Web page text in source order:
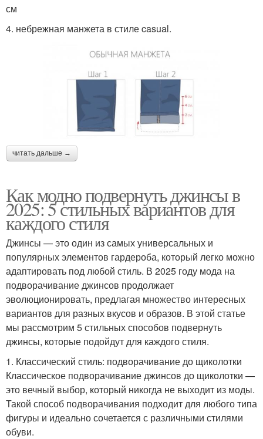
см
4. небрежная манжета в стиле casual.
читать дальше →
Как модно подвернуть джинсы в
2025: 5 стильных вариантов для
каждого стиля
Джинсы — это один из самых универсальных и
популярных элементов гардероба, который легко можно
адаптировать под любой стиль. В 2025 году мода на
подворачивание джинсов продолжает
эволюционировать, предлагая множество интересных
вариантов для разных вкусов и образов. В этой статье
мы рассмотрим 5 стильных способов подвернуть
джинсы, которые подойдут для каждого стиля.
1. Классический стиль: подворачивание до щиколотки
Классическое подворачивание джинсов до щиколотки —
это вечный выбор, который никогда не выходит из моды.
Такой способ подворачивания подходит для любого типа
фигуры и идеально сочетается с различными стилями
обуви.